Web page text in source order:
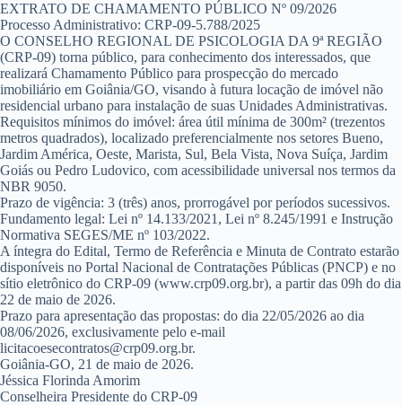
EXTRATO DE CHAMAMENTO PÚBLICO Nº 09/2026
Processo Administrativo: CRP-09-5.788/2025
O CONSELHO REGIONAL DE PSICOLOGIA DA 9ª REGIÃO
(CRP-09) torna público, para conhecimento dos interessados, que
realizará Chamamento Público para prospecção do mercado
imobiliário em Goiânia/GO, visando à futura locação de imóvel não
residencial urbano para instalação de suas Unidades Administrativas.
Requisitos mínimos do imóvel: área útil mínima de 300m² (trezentos
metros quadrados), localizado preferencialmente nos setores Bueno,
Jardim América, Oeste, Marista, Sul, Bela Vista, Nova Suíça, Jardim
Goiás ou Pedro Ludovico, com acessibilidade universal nos termos da
NBR 9050.
Prazo de vigência: 3 (três) anos, prorrogável por períodos sucessivos.
Fundamento legal: Lei nº 14.133/2021, Lei nº 8.245/1991 e Instrução
Normativa SEGES/ME nº 103/2022.
A íntegra do Edital, Termo de Referência e Minuta de Contrato estarão
disponíveis no Portal Nacional de Contratações Públicas (PNCP) e no
sítio eletrônico do CRP-09 (www.crp09.org.br), a partir das 09h do dia
22 de maio de 2026.
Prazo para apresentação das propostas: do dia 22/05/2026 ao dia
08/06/2026, exclusivamente pelo e-mail
licitacoesecontratos@crp09.org.br.
Goiânia-GO, 21 de maio de 2026.
Jéssica Florinda Amorim
Conselheira Presidente do CRP-09